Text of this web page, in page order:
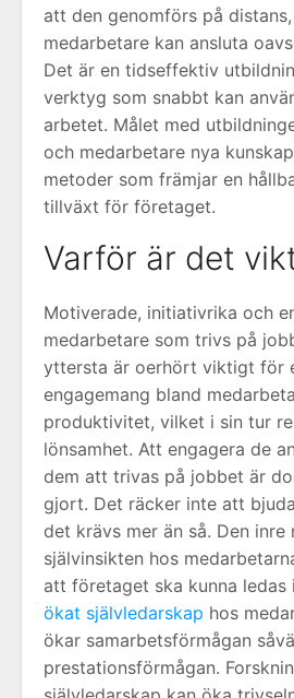
att den genomförs på
medarbetare kan ansluta
Det är en tidseffektiv
verktyg som snabbt kan
arbetet. Målet med
och medarbetare nya
metoder som främjar en
tillväxt för företaget.
Varför är det
Motiverade, initiativrika och
medarbetare som trivs på
yttersta är oerhört viktigt för
engagemang bland
produktivitet, vilket i sin tur
lönsamhet. Att engagera de
dem att trivas på jobbet är
gjort. Det räcker inte att
det krävs mer än så. Den
självinsikten hos
att företaget ska kunna
ökat självledarskap hos
ökar samarbetsförmågan
prestationsförmågan.